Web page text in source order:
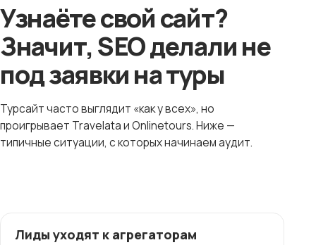
Узнаёте свой сайт?
Значит, SEO делали не
под заявки на туры
Турсайт часто выглядит «как у всех», но
проигрывает Travelata и Onlinetours. Ниже —
типичные ситуации, с которых начинаем аудит.
Лиды уходят к агрегаторам